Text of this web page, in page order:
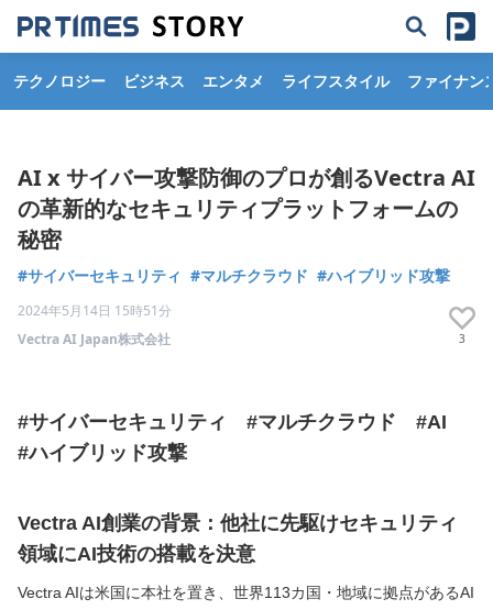
テクノロジー ビジネス エンタメ ライフスタイル ファイナン
AI x サイバー攻撃防御のプロが創るVectra AI
の革新的なセキュリティプラットフォームの
秘密
#サイバーセキュリティ #マルチクラウド #ハイブリッド攻撃
2024年5月14日 15時51分
Vectra AI Japan株式会社
3
#サイバーセキュリティ　#マルチクラウド　#AI
#ハイブリッド攻撃
Vectra AI創業の背景：他社に先駆けセキュリティ
領域にAI技術の搭載を決意
Vectra AIは米国に本社を置き、世界113カ国・地域に拠点があるAI